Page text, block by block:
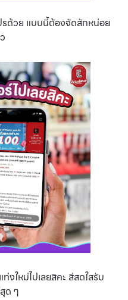
รด้วย แบบนี้ต้องจัดสักหน่อย
งใหม่ไปเลยสิคะ สีสดใสรับ
ด ๆ